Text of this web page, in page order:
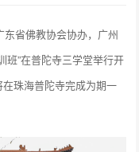
省佛教协会协办，广州
班”在普陀寺三学堂举行开
珠海普陀寺完成为期一